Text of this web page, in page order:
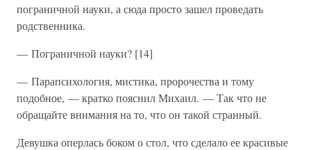
пограничной науки, а сюда просто зашел проведать
родственника.
— Пограничной науки? [14]
— Парапсихология, мистика, пророчества и тому
подобное, — кратко пояснил Михаил. — Так что не
обращайте внимания на то, что он такой странный.
Девушка оперлась боком о стол, что сделало ее красивые